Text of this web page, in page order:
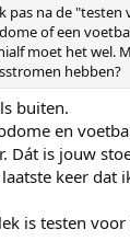
pas na de
of een
moet het wel.
hebben?
buiten.
en
Dát is jouw
keer dat
is testen